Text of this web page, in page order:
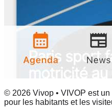
© 2026 Vivop • VIVOP est
pour les habitants et les